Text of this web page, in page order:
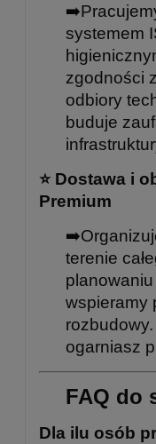
systemem
zgodności
odbiory
buduje
⭐ Dostawa i
Premium
terenie
wspieramy
ogarniasz
FAQ do
Dla ilu osób